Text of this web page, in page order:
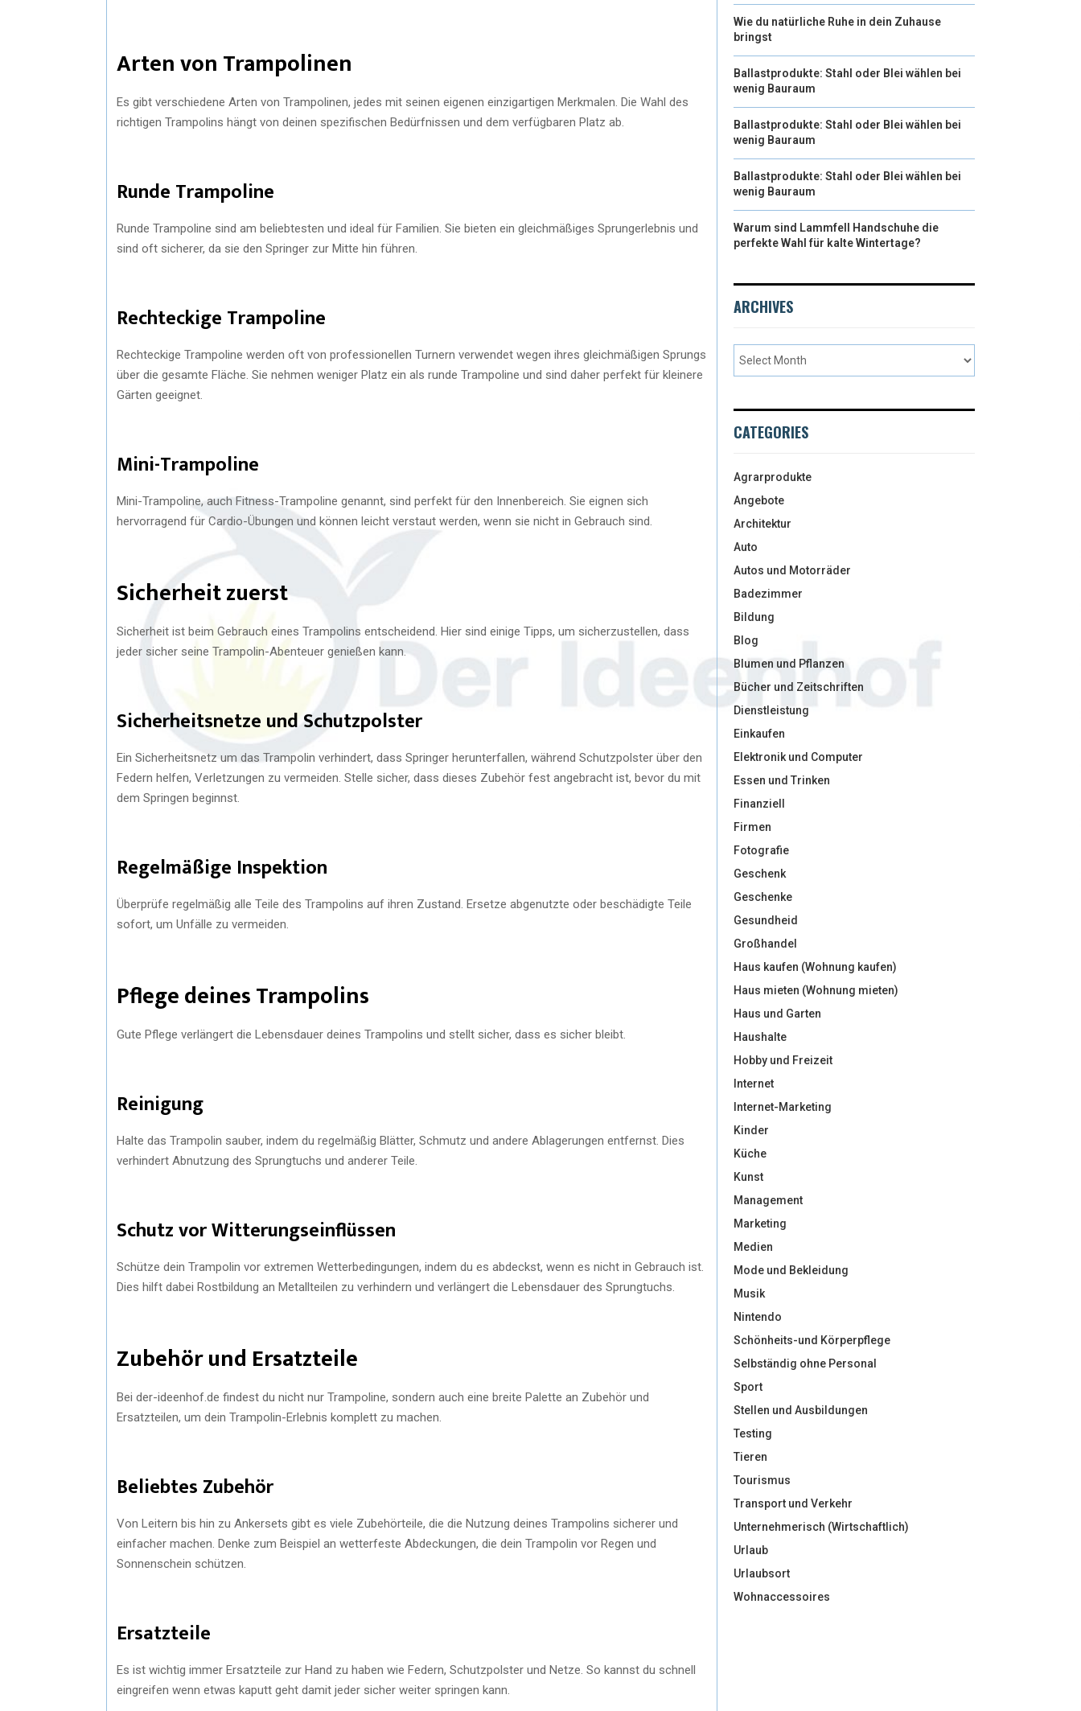
Arten von Trampolinen
Es gibt verschiedene Arten von Trampolinen, jedes mit seinen eigenen einzigartigen Merkmalen. Die Wahl des
richtigen Trampolins hängt von deinen spezifischen Bedürfnissen und dem verfügbaren Platz ab.
Runde Trampoline
Runde Trampoline sind am beliebtesten und ideal für Familien. Sie bieten ein gleichmäßiges Sprungerlebnis und
sind oft sicherer, da sie den Springer zur Mitte hin führen.
Rechteckige Trampoline
Rechteckige Trampoline werden oft von professionellen Turnern verwendet wegen ihres gleichmäßigen Sprungs
über die gesamte Fläche. Sie nehmen weniger Platz ein als runde Trampoline und sind daher perfekt für kleinere
Gärten geeignet.
Mini-Trampoline
Mini-Trampoline, auch Fitness-Trampoline genannt, sind perfekt für den Innenbereich. Sie eignen sich
hervorragend für Cardio-Übungen und können leicht verstaut werden, wenn sie nicht in Gebrauch sind.
Sicherheit zuerst
Sicherheit ist beim Gebrauch eines Trampolins entscheidend. Hier sind einige Tipps, um sicherzustellen, dass
jeder sicher seine Trampolin-Abenteuer genießen kann.
Sicherheitsnetze und Schutzpolster
Ein Sicherheitsnetz um das Trampolin verhindert, dass Springer herunterfallen, während Schutzpolster über den
Federn helfen, Verletzungen zu vermeiden. Stelle sicher, dass dieses Zubehör fest angebracht ist, bevor du mit
dem Springen beginnst.
Regelmäßige Inspektion
Überprüfe regelmäßig alle Teile des Trampolins auf ihren Zustand. Ersetze abgenutzte oder beschädigte Teile
sofort, um Unfälle zu vermeiden.
Pflege deines Trampolins
Gute Pflege verlängert die Lebensdauer deines Trampolins und stellt sicher, dass es sicher bleibt.
Reinigung
Halte das Trampolin sauber, indem du regelmäßig Blätter, Schmutz und andere Ablagerungen entfernst. Dies
verhindert Abnutzung des Sprungtuchs und anderer Teile.
Schutz vor Witterungseinflüssen
Schütze dein Trampolin vor extremen Wetterbedingungen, indem du es abdeckst, wenn es nicht in Gebrauch ist.
Dies hilft dabei Rostbildung an Metallteilen zu verhindern und verlängert die Lebensdauer des Sprungtuchs.
Zubehör und Ersatzteile
Bei der-ideenhof.de findest du nicht nur Trampoline, sondern auch eine breite Palette an Zubehör und
Ersatzteilen, um dein Trampolin-Erlebnis komplett zu machen.
Beliebtes Zubehör
Von Leitern bis hin zu Ankersets gibt es viele Zubehörteile, die die Nutzung deines Trampolins sicherer und
einfacher machen. Denke zum Beispiel an wetterfeste Abdeckungen, die dein Trampolin vor Regen und
Sonnenschein schützen.
Ersatzteile
Es ist wichtig immer Ersatzteile zur Hand zu haben wie Federn, Schutzpolster und Netze. So kannst du schnell
eingreifen wenn etwas kaputt geht damit jeder sicher weiter springen kann.
Wie du natürliche Ruhe in dein Zuhause
bringst
Ballastprodukte: Stahl oder Blei wählen bei
wenig Bauraum
Ballastprodukte: Stahl oder Blei wählen bei
wenig Bauraum
Ballastprodukte: Stahl oder Blei wählen bei
wenig Bauraum
Warum sind Lammfell Handschuhe die
perfekte Wahl für kalte Wintertage?
ARCHIVES
CATEGORIES
Agrarprodukte
Angebote
Architektur
Auto
Autos und Motorräder
Badezimmer
Bildung
Blog
Blumen und Pflanzen
Bücher und Zeitschriften
Dienstleistung
Einkaufen
Elektronik und Computer
Essen und Trinken
Finanziell
Firmen
Fotografie
Geschenk
Geschenke
Gesundheid
Großhandel
Haus kaufen (Wohnung kaufen)
Haus mieten (Wohnung mieten)
Haus und Garten
Haushalte
Hobby und Freizeit
Internet
Internet-Marketing
Kinder
Küche
Kunst
Management
Marketing
Medien
Mode und Bekleidung
Musik
Nintendo
Schönheits-und Körperpflege
Selbständig ohne Personal
Sport
Stellen und Ausbildungen
Testing
Tieren
Tourismus
Transport und Verkehr
Unternehmerisch (Wirtschaftlich)
Urlaub
Urlaubsort
Wohnaccessoires